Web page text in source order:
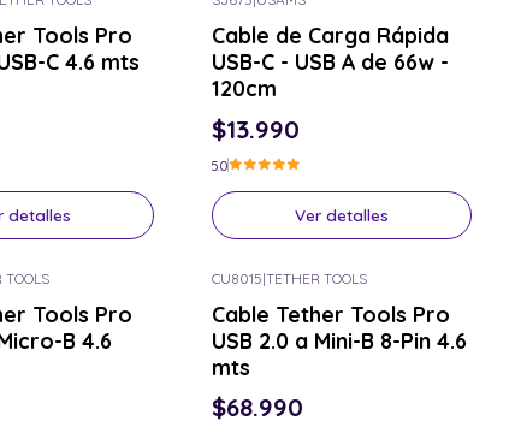
Tools Pro
C 4.6 mts
detalles
Cable de Carga Rápida
USB-C - USB A de 66w -
120cm
$13.990
5.0
Ver detalles
TOOLS
Tools Pro
B 4.6
CU8015|TETHER TOOLS
Cable Tether Tools Pro
USB 2.0 a Mini-B 8-Pin 4.6
mts
$68.990